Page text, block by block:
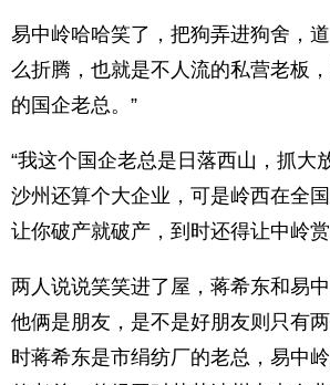
易中岭哈哈笑了，把狗弄进狗舍，
么折腾，也就是不人流的私营老板
的国企老总。”
“我这个国企老总是日落西山，抓大
沙州还算个大企业，可是岭西在全
让你破产就破产，到时还得让中岭
两人说说笑笑进了屋，蒋希东和易
他俩是朋友，是不是好朋友则只有
时蒋希东是市绢纺厂的老总，易中